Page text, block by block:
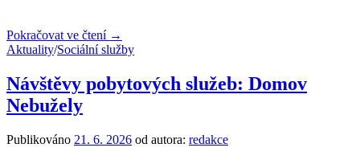
Pokračovat ve čtení →
Aktuality/Sociální služby
Návštěvy pobytových služeb: Domov
Nebužely
Publikováno 21. 6. 2026 od autora: redakce